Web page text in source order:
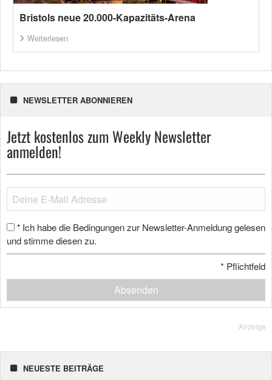
Bristols neue 20.000-Kapazitäts-Arena
Weiterlesen
NEWSLETTER ABONNIEREN
Jetzt kostenlos zum Weekly Newsletter
anmelden!
* Ich habe die Bedingungen zur Newsletter-Anmeldung gelesen
und stimme diesen zu.
* Pflichtfeld
Absenden
Anzeige
NEUESTE BEITRÄGE